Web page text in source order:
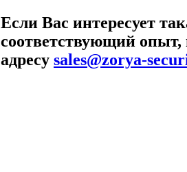
Если Вас интересует
соответствующий опыт,
адресу sales@zorya-